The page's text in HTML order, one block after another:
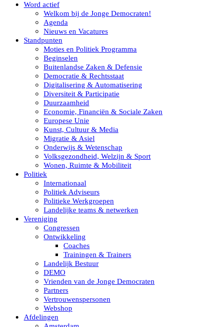
Word actief
Welkom bij de Jonge Democraten!
Agenda
Nieuws en Vacatures
Standpunten
Moties en Politiek Programma
Beginselen
Buitenlandse Zaken & Defensie
Democratie & Rechtsstaat
Digitalisering & Automatisering
Diversiteit & Participatie
Duurzaamheid
Economie, Financiën & Sociale Zaken
Europese Unie
Kunst, Cultuur & Media
Migratie & Asiel
Onderwijs & Wetenschap
Volksgezondheid, Welzijn & Sport
Wonen, Ruimte & Mobiliteit
Politiek
Internationaal
Politiek Adviseurs
Politieke Werkgroepen
Landelijke teams & netwerken
Vereniging
Congressen
Ontwikkeling
Coaches
Trainingen & Trainers
Landelijk Bestuur
DEMO
Vrienden van de Jonge Democraten
Partners
Vertrouwenspersonen
Webshop
Afdelingen